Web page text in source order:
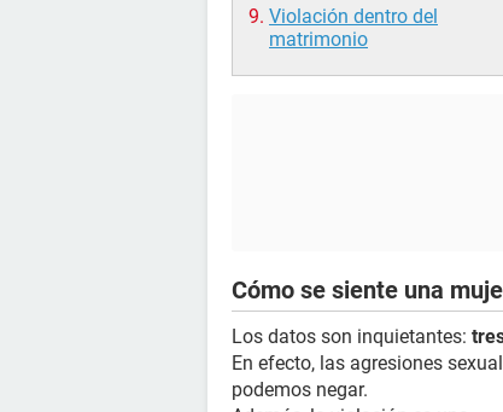
Violación dentro del
matrimonio
Cómo se siente una
Los datos son inquietantes:
En efecto, las agresiones
podemos negar.